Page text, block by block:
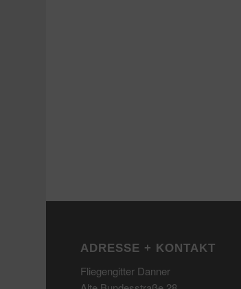
ADRESSE + KONTAKT
Fliegengitter Danner